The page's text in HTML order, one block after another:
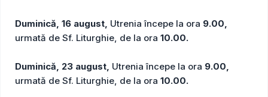
Duminică, 16 august, Utrenia începe la ora 9.00,
urmată de Sf. Liturghie, de la ora 10.00.
Duminică, 23 august, Utrenia începe la ora 9.00,
urmată de Sf. Liturghie, de la ora 10.00.